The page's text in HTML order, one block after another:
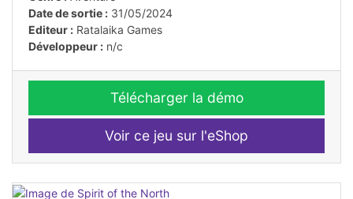
Date de sortie : 31/05/2024
Editeur : Ratalaika Games
Développeur : n/c
Télécharger la démo
Voir ce jeu sur l'eShop